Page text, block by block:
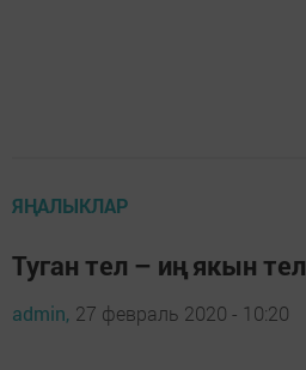
ЯҢАЛЫКЛАР
Туган тел – иң якын тел
admin, 27 февраль 2020 - 10:20